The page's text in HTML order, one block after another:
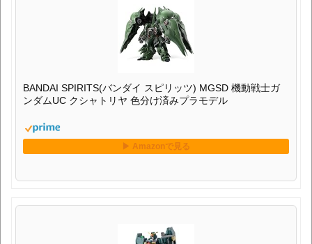
BANDAI SPIRITS(バンダイ スピリッツ) MGSD 機動戦士ガ
ンダムUC クシャトリヤ 色分け済みプラモデル